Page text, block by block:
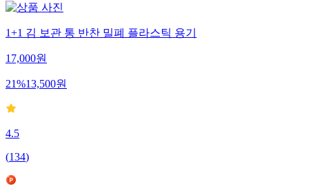
1+1 김 보관 통 반찬 밀폐 플라스틱 용기
17,000원
21%13,500원
4.5
(134)